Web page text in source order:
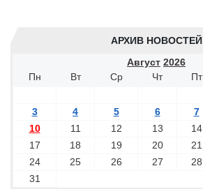
АРХИВ НОВОСТЕЙ
Август 2026
Пн
Вт Ср Чт Пт
3
4 5 6 7
10
11 12 13 14
17
18 19 20 21
24
25 26 27 28
31